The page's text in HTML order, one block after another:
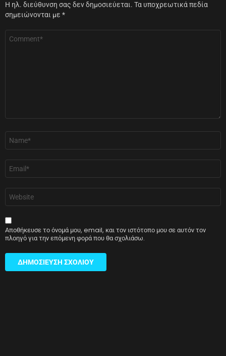
Η ηλ. διεύθυνση σας δεν δημοσιεύεται. Τα υποχρεωτικά πεδία
σημειώνονται με *
Σχόλιο
Όνομα
Email
Ιστότοπος
Αποθήκευσε το όνομά μου, email, και τον ιστότοπο μου σε αυτόν τον
πλοηγό για την επόμενη φορά που θα σχολιάσω.